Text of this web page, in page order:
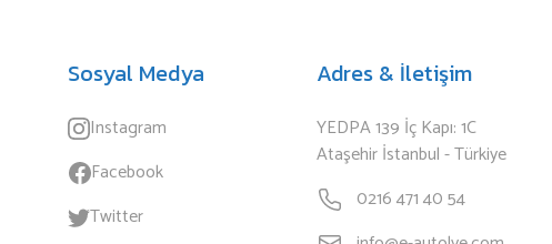
Sosyal Medya
Instagram
Facebook
Twitter
Adres & İletişim
YEDPA 139 İç Kapı: 1C
Ataşehir İstanbul - Türkiye
0216 471 40 54